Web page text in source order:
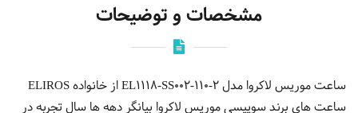
مشخصات و توضیحات
ساعت موریس لاکروا مدل EL1118-SS002-110-2 از خانواده ELIROS
ساعت های برند سوییسی موریس لاکروا بیانگر دهه ها سال تجربه در